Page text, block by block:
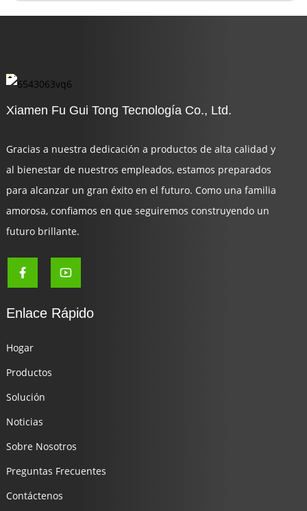
Xiamen Fu Gui Tong Tecnología Co., Ltd.
Gracias a nuestra dedicación a productos de alta calidad y
al bienestar de nuestros empleados, estamos preparados
para alcanzar un gran éxito en el futuro. Como una familia
amorosa, confiamos en que seguiremos construyendo un
futuro brillante.
Enlace Rápido
Hogar
Productos
Solución
Noticias
Sobre Nosotros
Preguntas Frecuentes
Contáctenos